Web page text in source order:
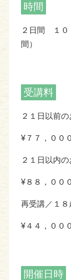
時間
２日間 １０
間）
受講料
２１日以前
¥７７，００
２１日以内
¥８８，００
再受講／１８
¥４４，００
開催日時